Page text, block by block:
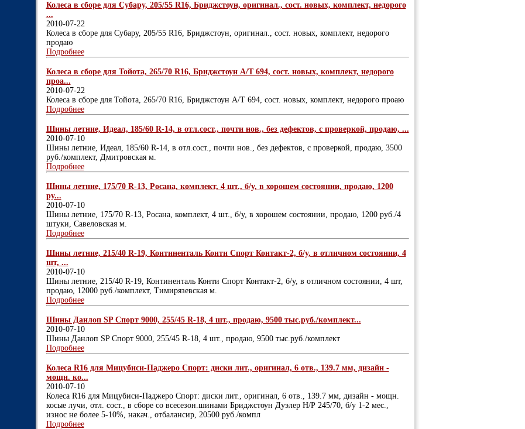
Колеса в сборе для Субару, 205/55 R16, Бриджстоун, оригинал., сост. новых, комплект, недорого
...
2010-07-22
Колеса в сборе для Субару, 205/55 R16, Бриджстоун, оригинал., сост. новых, комплект, недорого
продаю
Подробнее
Колеса в сборе для Тойота, 265/70 R16, Бриджстоун А/Т 694, сост. новых, комплект, недорого
проа...
2010-07-22
Колеса в сборе для Тойота, 265/70 R16, Бриджстоун А/Т 694, сост. новых, комплект, недорого проаю
Подробнее
Шины летние, Идеал, 185/60 R-14, в отл.сост., почти нов., без дефектов, с проверкой, продаю, ...
2010-07-10
Шины летние, Идеал, 185/60 R-14, в отл.сост., почти нов., без дефектов, с проверкой, продаю, 3500
руб./комплект, Дмитровская м.
Подробнее
Шины летние, 175/70 R-13, Росана, комплект, 4 шт., б/у, в хорошем состоянии, продаю, 1200
ру...
2010-07-10
Шины летние, 175/70 R-13, Росана, комплект, 4 шт., б/у, в хорошем состоянии, продаю, 1200 руб./4
штуки, Савеловская м.
Подробнее
Шины летние, 215/40 R-19, Континенталь Конти Спорт Контакт-2, б/у, в отличном состоянии, 4
шт, ...
2010-07-10
Шины летние, 215/40 R-19, Континенталь Конти Спорт Контакт-2, б/у, в отличном состоянии, 4 шт,
продаю, 12000 руб./комплект, Тимирязевская м.
Подробнее
Шины Данлоп SP Спорт 9000, 255/45 R-18, 4 шт., продаю, 9500 тыс.руб./комплект...
2010-07-10
Шины Данлоп SP Спорт 9000, 255/45 R-18, 4 шт., продаю, 9500 тыс.руб./комплект
Подробнее
Колеса R16 для Мицубиси-Паджеро Спорт: диски лит., оригинал, 6 отв., 139.7 мм, дизайн -
мощн. ко...
2010-07-10
Колеса R16 для Мицубиси-Паджеро Спорт: диски лит., оригинал, 6 отв., 139.7 мм, дизайн - мощн.
косые лучи, отл. сост., в сборе со всесезон.шинами Бриджстоун Дуэлер Н/Р 245/70, б/у 1-2 мес.,
износ не более 5-10%, накач., отбалансир, 20500 руб./компл
Подробнее